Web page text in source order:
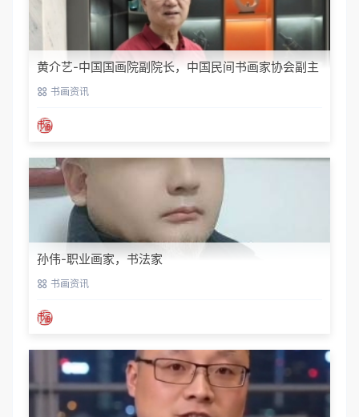
黄介艺-中国国画院副院长，中国民间书画家协会副主
席 书画资讯
孙伟-职业画家，书法家
书画资讯